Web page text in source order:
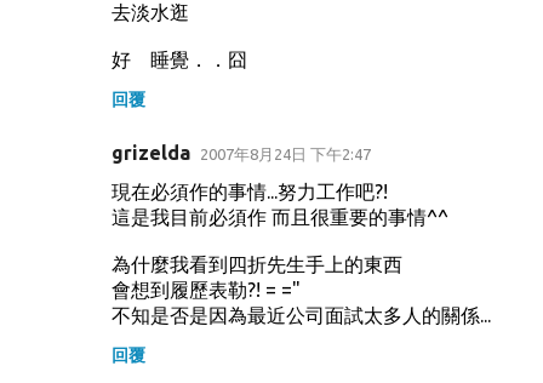
去淡水逛
好 睡覺．．囧
回覆
grizelda 2007年8月24日 下午2:47
現在必須作的事情...努力工作吧?!
這是我目前必須作 而且很重要的事情^^
為什麼我看到四折先生手上的東西
會想到履歷表勒?! = ="
不知是否是因為最近公司面試太多人的關係...
回覆